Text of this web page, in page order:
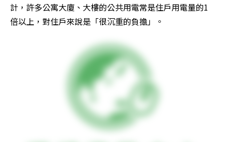
計，許多公寓大廈、大樓的公共用電常是住戶用電量的1
倍以上，對住戶來說是「很沉重的負擔」。